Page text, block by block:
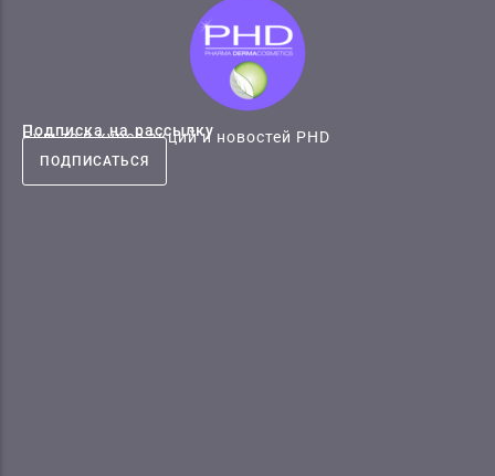
Подписка на рассылку
Будьте в курсе акций и новостей PHD
ПОДПИСАТЬСЯ